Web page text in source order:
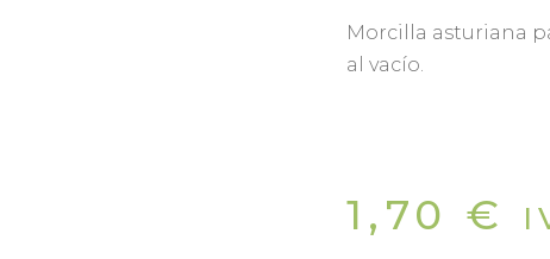
Morcilla asturiana
al vacío.
1,70 €